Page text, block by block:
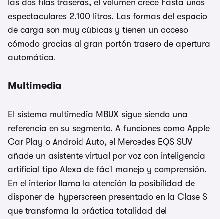
las dos filas traseras, el volumen crece hasta unos
espectaculares 2.100 litros. Las formas del espacio
de carga son muy cúbicas y tienen un acceso
cómodo gracias al gran portón trasero de apertura
automática.
Multimedia
El sistema multimedia MBUX sigue siendo una
referencia en su segmento. A funciones como Apple
Car Play o Android Auto, el Mercedes EQS SUV
añade un asistente virtual por voz con inteligencia
artificial tipo Alexa de fácil manejo y comprensión.
En el interior llama la atención la posibilidad de
disponer del hyperscreen presentado en la Clase S
que transforma la práctica totalidad del